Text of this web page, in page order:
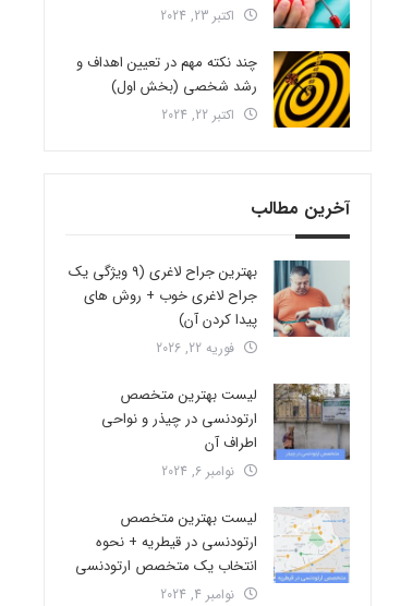
اکتبر 23, 2024
چند نکته مهم در تعیین اهداف و
رشد شخصی (بخش اول)
اکتبر 22, 2024
آخرین مطالب
بهترین جراح لاغری (9 ویژگی یک
جراح لاغری خوب + روش های
پیدا کردن آن)
فوریه 22, 2026
لیست بهترین متخصص
ارتودنسی در چیذر و نواحی
اطراف آن
نوامبر 6, 2024
لیست بهترین متخصص
ارتودنسی در قیطریه + نحوه
انتخاب یک متخصص ارتودنسی
نوامبر 4, 2024